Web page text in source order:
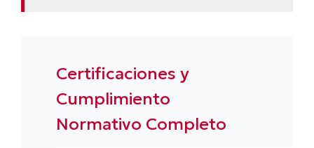
Certificaciones y
Cumplimiento
Normativo Completo